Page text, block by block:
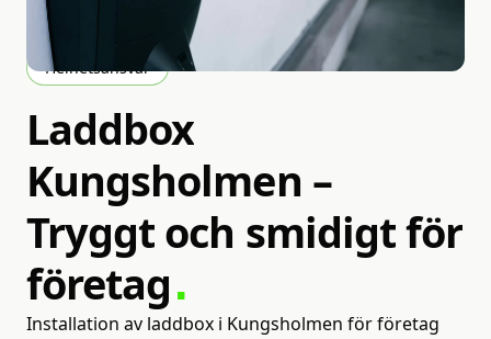
Helhetsansvar
Laddbox
Kungsholmen –
Tryggtoch smidigtför
företag
Installation av laddbox i Kungsholmen för företag